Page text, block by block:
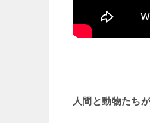
人間と動物たち